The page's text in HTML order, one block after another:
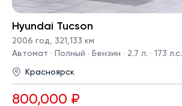
Hyundai Tucson
2006 год, 321,133 км
Автомат · Полный · Бензин · 2.7 л. · 173 л.с.
Красноярск
800,000 ₽